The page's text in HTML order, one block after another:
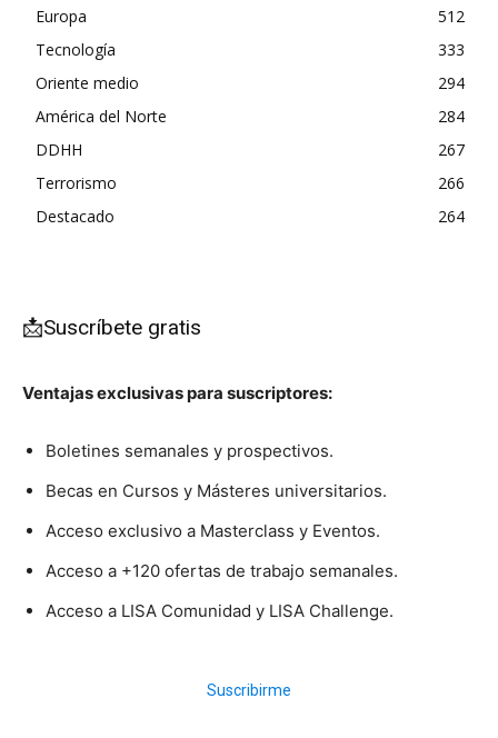
Europa
512
Tecnología
333
Oriente medio
294
América del Norte
284
DDHH
267
Terrorismo
266
Destacado
264
📩Suscríbete gratis
Ventajas exclusivas para suscriptores:
Boletines semanales y prospectivos.
Becas en Cursos y Másteres universitarios.
Acceso exclusivo a Masterclass y Eventos.
Acceso a +120 ofertas de trabajo semanales.
Acceso a LISA Comunidad y LISA Challenge.
Suscribirme